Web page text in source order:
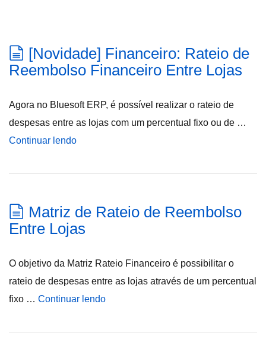
[Novidade] Financeiro: Rateio de
Reembolso Financeiro Entre Lojas
Agora no Bluesoft ERP, é possível realizar o rateio de
despesas entre as lojas com um percentual fixo ou de …
Continuar lendo
Matriz de Rateio de Reembolso
Entre Lojas
O objetivo da Matriz Rateio Financeiro é possibilitar o
rateio de despesas entre as lojas através de um percentual
fixo … Continuar lendo